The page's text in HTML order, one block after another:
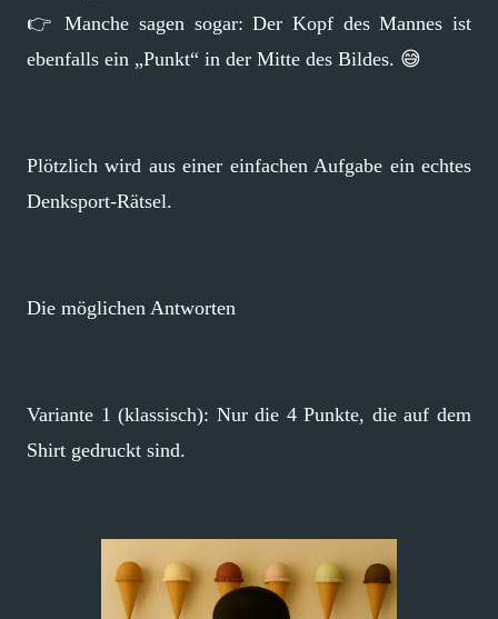
👉 Manche sagen sogar: Der Kopf des Mannes ist
ebenfalls ein „Punkt“ in der Mitte des Bildes. 😅
Plötzlich wird aus einer einfachen Aufgabe ein echtes
Denksport-Rätsel.
Die möglichen Antworten
Variante 1 (klassisch): Nur die 4 Punkte, die auf dem
Shirt gedruckt sind.